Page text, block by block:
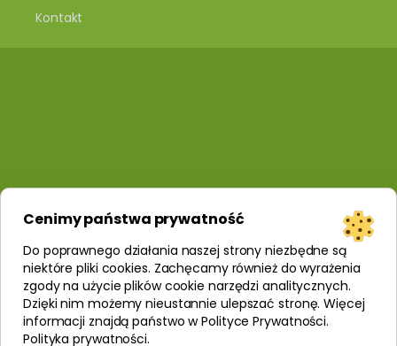
Kontakt
Cenimy państwa prywatność
Do poprawnego działania naszej strony niezbędne są
niektóre pliki cookies. Zachęcamy również do wyrażenia
zgody na użycie plików cookie narzędzi analitycznych.
Dzięki nim możemy nieustannie ulepszać stronę. Więcej
informacji znajdą państwo w Polityce Prywatności.
Polityka prywatności.